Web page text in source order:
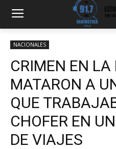
NACIONALES
CRIMEN EN
MATARON A
QUE
CHOFER EN
DE VIAJES